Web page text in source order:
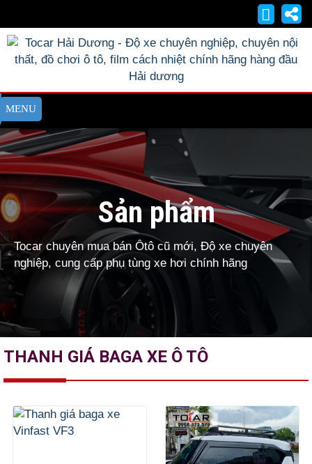
Sản phẩm
Tocar chuyên mua bán Ôtô cũ mới, Độ xe chuyên
nghiệp, cung cấp phụ tùng xe hơi chính hãng
THANH GIÁ BAGA XE Ô TÔ